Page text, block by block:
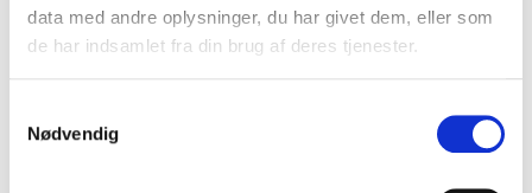
data med andre oplysninger, du har givet dem, eller som
de har indsamlet fra din brug af deres tjenester.
Nødvendig
Målrettet uddannelse:Uddannelsestilbud, der løfter
medarbejdernes kompetencer professionalismen i
Stærkt netværk:
Adgang til et netværk af gode og